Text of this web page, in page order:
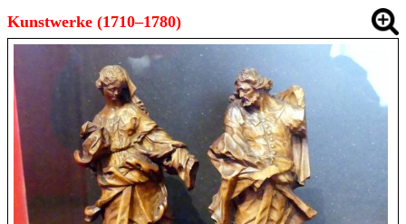
Kunstwerke (1710–1780)